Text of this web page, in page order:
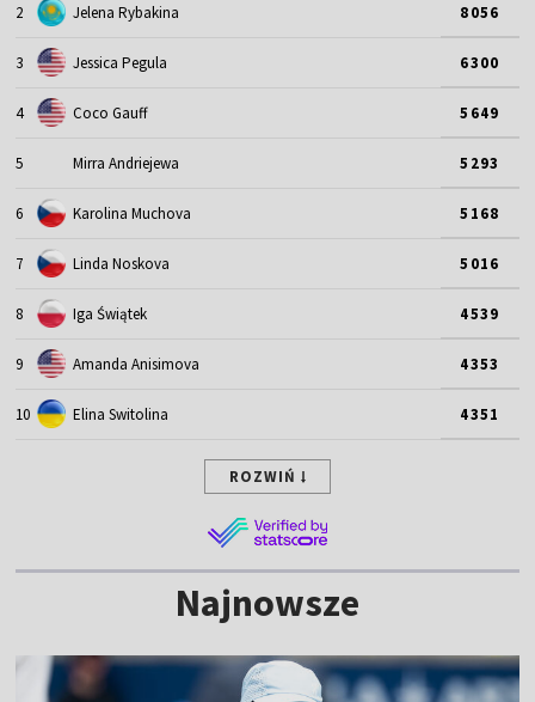
2 Jelena Rybakina 8056
3 Jessica Pegula 6300
4 Coco Gauff 5649
5 Mirra Andriejewa 5293
6 Karolina Muchova 5168
7 Linda Noskova 5016
8 Iga Świątek 4539
9 Amanda Anisimova 4353
10 Elina Switolina 4351
ROZWIŃ
Najnowsze